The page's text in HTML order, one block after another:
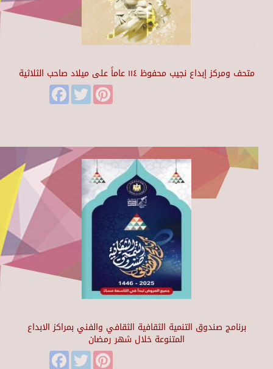
متحف ومركز إبداع نجيب محفوظ ١١٤ عاماً على ميلاد صاحب الثلاثية
FacebookTwitter
برنامج صندوق التنمية الثقافية الثقافي والفني بمراكز الابداع
المتنوعة خلال شهر رمضان
FacebookTwitter